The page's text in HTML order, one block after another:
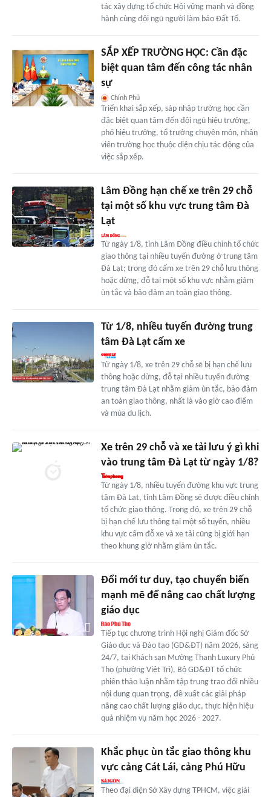
tác xây dựng tổ chức Hội vững mạnh và đồng
hành cùng đội ngũ người làm báo Đất Tổ.
SẮP XẾP TRƯỜNG HỌC: Cần đặc
biệt quan tâm đến công tác nhân
sự
Chính Phủ
Triển khai sắp xếp, sáp nhập trường học cần
đặc biệt quan tâm đến đội ngũ hiệu trưởng,
phó hiệu trưởng, tổ trưởng chuyên môn, nhân
viên trường học thuộc diện chịu tác động của
việc sắp xếp.
Lâm Đồng hạn chế xe trên 29 chỗ
tại một số khu vực trung tâm Đà
Lạt
Từ ngày 1/8, tỉnh Lâm Đồng điều chỉnh tổ chức
giao thông tại nhiều tuyến đường ở trung tâm
Đà Lạt; trong đó cấm xe trên 29 chỗ lưu thông
hoặc dừng, đỗ tại một số khu vực nhằm giảm
ùn tắc và bảo đảm an toàn giao thông.
Từ 1/8, nhiều tuyến đường trung
tâm Đà Lạt cấm xe
Từ ngày 1/8, xe trên 29 chỗ sẽ bị hạn chế lưu
thông hoặc dừng, đỗ tại nhiều tuyến đường
trung tâm Đà Lạt nhằm giảm ùn tắc, bảo đảm
an toàn giao thông, nhất là vào giờ cao điểm
và mùa du lịch.
Xe trên 29 chỗ và xe tải lưu ý gì khi
vào trung tâm Đà Lạt từ ngày 1/8?
Từ ngày 1/8, nhiều tuyến đường khu vực trung
tâm Đà Lạt, tỉnh Lâm Đồng sẽ được điều chỉnh
tổ chức giao thông. Trong đó, xe trên 29 chỗ
bị hạn chế lưu thông tại một số tuyến, nhiều
khu vực cấm đỗ xe và xe tải cũng bị giới hạn
theo khung giờ nhằm giảm ùn tắc.
Đổi mới tư duy, tạo chuyển biến
mạnh mẽ để nâng cao chất lượng
giáo dục
Tiếp tục chương trình Hội nghị Giám đốc Sở
Giáo dục và Đào tạo (GD&ĐT) năm 2026, sáng
24/7, tại Khách sạn Mường Thanh Luxury Phú
Thọ (phường Việt Trì), Bộ GD&ĐT tổ chức
phiên thảo luận nhằm tập trung trao đổi nhiều
nội dung quan trọng, đề xuất các giải pháp
nâng cao chất lượng giáo dục, thực hiện hiệu
quả nhiệm vụ năm học 2026 - 2027.
Khắc phục ùn tắc giao thông khu
vực cảng Cát Lái, cảng Phú Hữu
Theo đại diện Sở Xây dựng TPHCM, việc giải